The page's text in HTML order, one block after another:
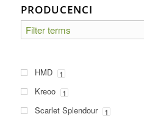
PRODUCENCI
HMD 1
Kreoo 1
Scarlet Splendour 1